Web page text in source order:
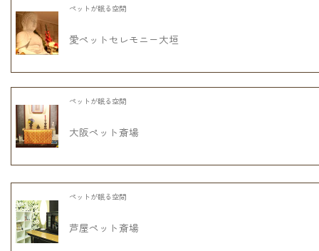
ペットが眠る空間
愛ペットセレモニー大垣
ペットが眠る空間
大阪ペット斎場
ペットが眠る空間
芦屋ペット斎場